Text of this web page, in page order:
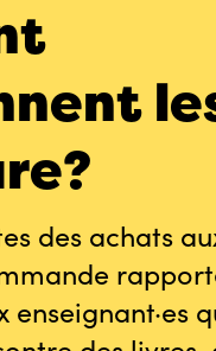
des achats
enseignant·es